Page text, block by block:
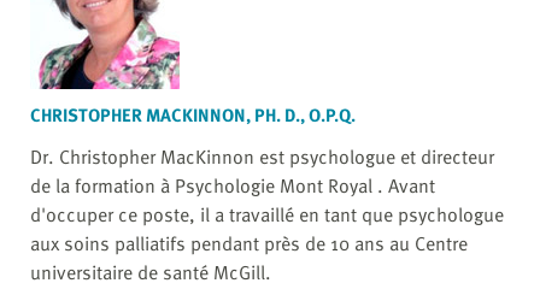
CHRISTOPHER MACKINNON, PH. D., O.P.Q.
Dr. Christopher MacKinnon est psychologue et directeur
de la formation à Psychologie Mont Royal . Avant
d'occuper ce poste, il a travaillé en tant que psychologue
aux soins palliatifs pendant près de 10 ans au Centre
universitaire de santé McGill.